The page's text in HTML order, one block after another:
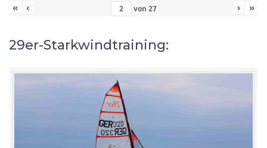
« ‹ von 27 › »
29er-Starkwindtraining: